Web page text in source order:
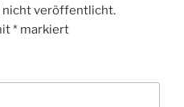
nicht veröffentlicht.
* markiert